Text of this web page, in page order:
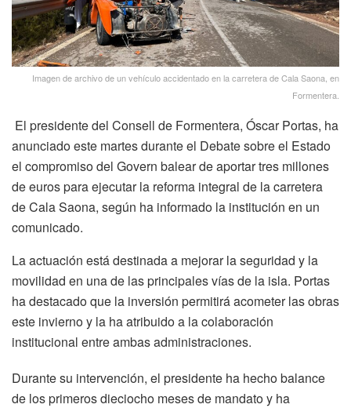
Imagen de archivo de un vehículo accidentado en la carretera de Cala Saona, en
Formentera.
El presidente del Consell de Formentera, Óscar Portas, ha
anunciado este martes durante el Debate sobre el Estado
el compromiso del Govern balear de aportar tres millones
de euros para ejecutar la reforma integral de la carretera
de Cala Saona, según ha informado la institución en un
comunicado.
La actuación está destinada a mejorar la seguridad y la
movilidad en una de las principales vías de la isla. Portas
ha destacado que la inversión permitirá acometer las obras
este invierno y la ha atribuido a la colaboración
institucional entre ambas administraciones.
Durante su intervención, el presidente ha hecho balance
de los primeros dieciocho meses de mandato y ha